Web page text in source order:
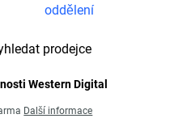
oddělení
prodejce
Western Digital
Další informace